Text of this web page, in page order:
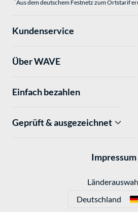
Aus dem deutschem Festnetz zum Ortstarif
Kundenservice
Über WAVE
Einfach bezahlen
Geprüft & ausgezeichnet
Impressum